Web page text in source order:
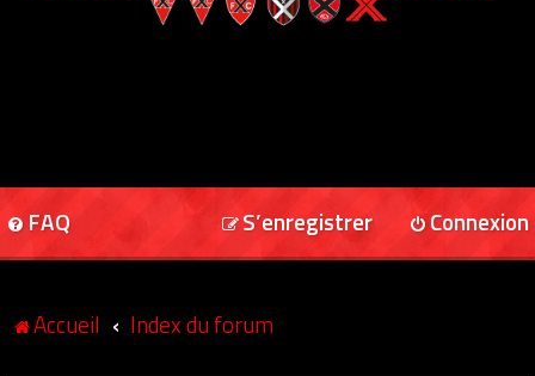
FAQ Connexion
S’enregistrer
Accueil Index du forum